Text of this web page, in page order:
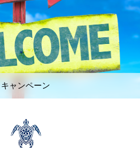
キャンペーン